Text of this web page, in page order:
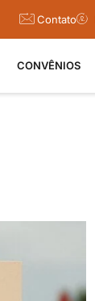
Contato
CONVÊNIOS